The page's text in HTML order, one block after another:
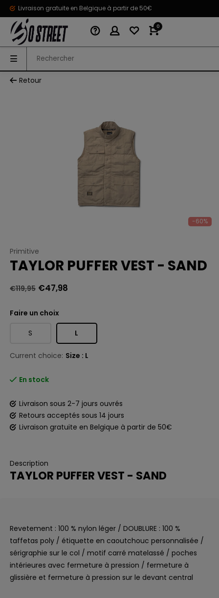
Livraison gratuite en Belgique à partir de 50€
0
Retour
-60%
Primitive
TAYLOR PUFFER VEST - SAND
€119,95 €47,98
Faire un choix
S L
Current choice: Size : L
En stock
Livraison sous 2-7 jours ouvrés
Retours acceptés sous 14 jours
Livraison gratuite en Belgique à partir de 50€
Description
TAYLOR PUFFER VEST - SAND
Revetement : 100 % nylon léger / DOUBLURE : 100 %
taffetas poly / étiquette en caoutchouc personnalisée /
sérigraphie sur le col / motif carré matelassé / poches
intérieures avec fermeture à pression / fermeture à
glissière et fermeture à pression sur le devant central